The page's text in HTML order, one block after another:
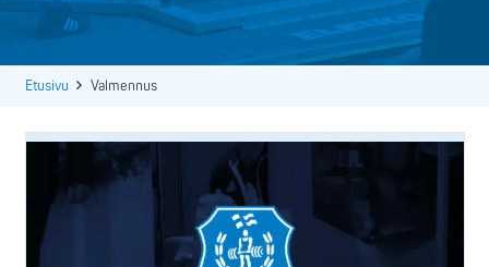
Etusivu Valmennus